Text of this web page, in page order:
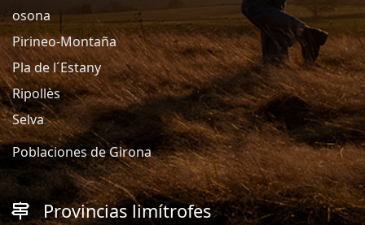
osona
Pirineo-Montaña
Pla de l´Estany
Ripollès
Selva
Poblaciones de Girona
Provincias limítrofes